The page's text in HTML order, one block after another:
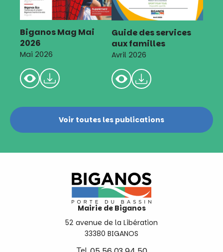
Biganos Mag Mai
2026
Mai 2026
Guide des services
aux familles
Avril 2026
Voir toutes les publications
Mairie de Biganos
52 avenue de la Libération
33380 BIGANOS
Tel.